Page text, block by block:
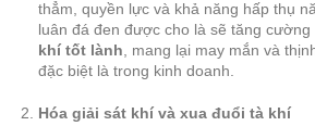
thẳm, quyền lực và khả năng hấp thụ
luân đá đen được cho là sẽ tăng cường
khí tốt lành, mang lại may mắn và
đặc biệt là trong kinh doanh.
Hóa giải sát khí và xua đuổi tà khí